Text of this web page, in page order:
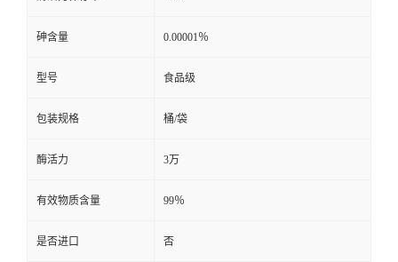
砷含量 0.00001％
型号 食品级
包装规格 桶/袋
酶活力 3万
有效物质含量 99％
是否进口 否